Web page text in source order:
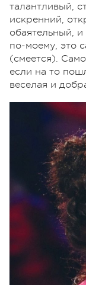
талантливый,
искренний,
обаятельный,
по-моему, это
(смеется).
если на то
веселая и